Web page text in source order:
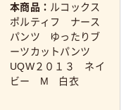
本商品： ルコックス
ポルティフ ナース
パンツ ゆったりブ
ーツカットパンツ
UQW２０１３ ネイ
ビー M 白衣